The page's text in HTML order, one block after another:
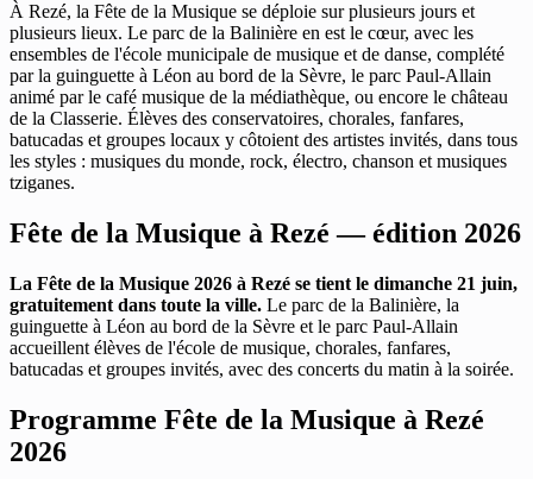
À Rezé, la Fête de la Musique se déploie sur plusieurs jours et
plusieurs lieux. Le parc de la Balinière en est le cœur, avec les
ensembles de l'école municipale de musique et de danse, complété
par la guinguette à Léon au bord de la Sèvre, le parc Paul-Allain
animé par le café musique de la médiathèque, ou encore le château
de la Classerie. Élèves des conservatoires, chorales, fanfares,
batucadas et groupes locaux y côtoient des artistes invités, dans tous
les styles : musiques du monde, rock, électro, chanson et musiques
tziganes.
Fête de la Musique à Rezé — édition 2026
La Fête de la Musique 2026 à Rezé se tient le dimanche 21 juin,
gratuitement dans toute la ville. Le parc de la Balinière, la
guinguette à Léon au bord de la Sèvre et le parc Paul-Allain
accueillent élèves de l'école de musique, chorales, fanfares,
batucadas et groupes invités, avec des concerts du matin à la soirée.
Programme Fête de la Musique à Rezé
2026